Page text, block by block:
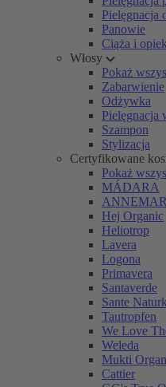
Pielęgnacja
Panowie
Ciąża i
Włosy
Pokaż
Zabarwienie
Odżywka
Pielęgnacja
Szampon
Stylizacja
Certyfikowane
Pokaż
MÁDARA
Hej Organic
Heliotrop
Lavera
Logona
Primavera
Santaverde
Sante
Tautropfen
We Love
Weleda
Mukti
Cattier